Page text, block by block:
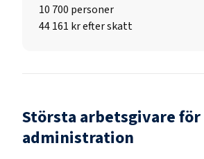
10 700 personer
44 161 kr efter skatt
Största arbetsgivare för
administration